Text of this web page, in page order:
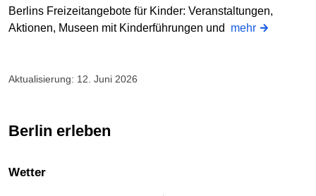
Berlins Freizeitangebote für Kinder: Veranstaltungen,
Aktionen, Museen mit Kinderführungen und mehr
Aktualisierung: 12. Juni 2026
Berlin erleben
Wetter